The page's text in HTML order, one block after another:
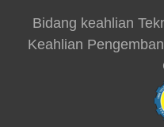
Bidang keahlian
Keahlian